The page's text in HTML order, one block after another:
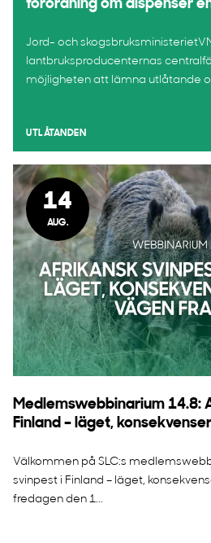
förordning om dispenser
Jord- och
lantbruksproducenternas
möjligheten att lämna utlåtande
UTLÅTANDEN
14
AUG.
Medlemswebbinarium 14.8:
Finland – läget,
Välkommen på SLC:s
svinpest i Finland – läget,
fredagen den 1...